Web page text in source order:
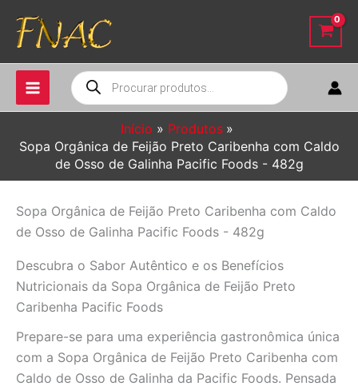
para
conteúdo
Pesquisar
produtos
Início
Produtos
Sopa Orgânica de Feijão Preto Caribenha com Caldo
de Osso de Galinha Pacific Foods - 482g
Sopa Orgânica de Feijão Preto Caribenha com Caldo
de Osso de Galinha Pacific Foods - 482g
Descubra o Sabor Autêntico e os Benefícios
Nutricionais da Sopa Orgânica de Feijão Preto
Caribenha Pacific Foods
Prepare-se para uma experiência gastronômica única
com a Sopa Orgânica de Feijão Preto Caribenha com
Caldo de Osso de Galinha da Pacific Foods. Pensada